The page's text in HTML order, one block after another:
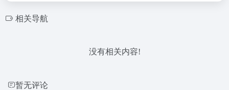
相关导航
没有相关内容!
暂无评论